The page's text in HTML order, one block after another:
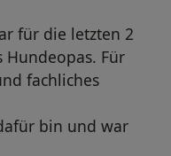
für die letzten 2
Hundeopas. Für
fachliches
bin und war